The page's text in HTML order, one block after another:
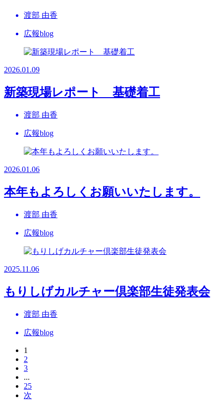
渡部 由香
広報blog
2026.01.09
新築現場レポート 基礎着工
渡部 由香
広報blog
2026.01.06
本年もよろしくお願いいたします。
渡部 由香
広報blog
2025.11.06
もりしげカルチャー倶楽部生徒発表会
渡部 由香
広報blog
1
2
3
...
25
次